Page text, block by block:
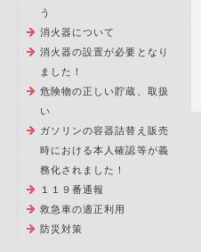
う
消火器について
消火器の設置が必要となり
ました！
危険物の正しい貯蔵、取扱
い
ガソリンの容器詰替え販売
時における本人確認等が義
務化されました！
１１９番通報
救急車の適正利用
防災対策